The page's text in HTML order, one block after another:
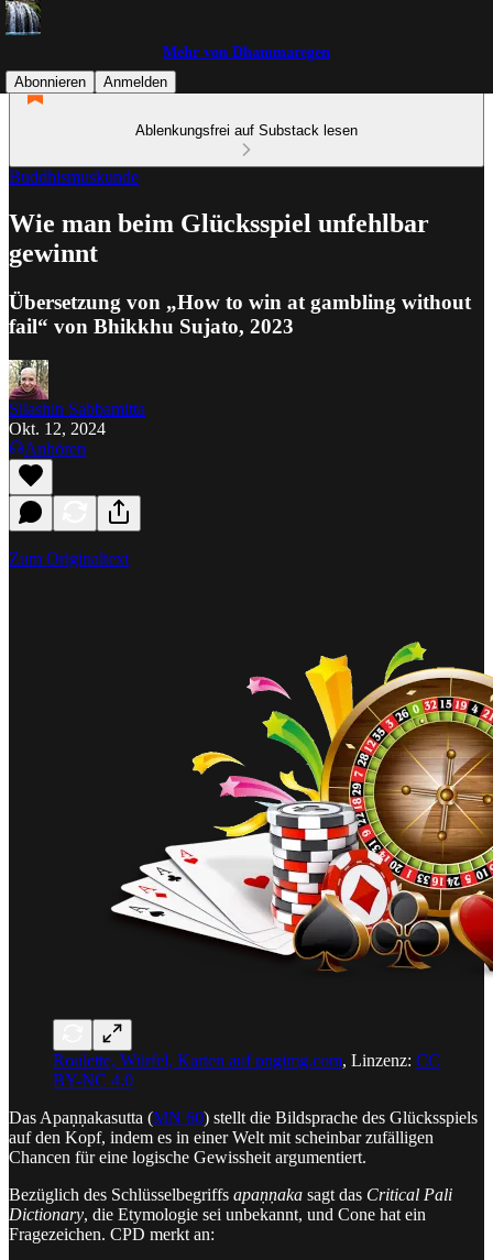
Mehr von Dhammaregen
Abonnieren
Anmelden
Ablenkungsfrei auf Substack lesen
Buddhismuskunde
Wie man beim Glücksspiel unfehlbar
gewinnt
Übersetzung von „How to win at gambling without
fail“ von Bhikkhu Sujato, 2023
Silashin Sabbamitta
Okt. 12, 2024
Anhören
Zum Originaltext
Roulette, Würfel, Karten auf pngimg.com, Linzenz: CC
BY-NC 4.0
Das Apaṇṇakasutta (MN 60) stellt die Bildsprache des Glücksspiels
auf den Kopf, indem es in einer Welt mit scheinbar zufälligen
Chancen für eine logische Gewissheit argumentiert.
Bezüglich des Schlüsselbegriffs apaṇṇaka sagt das Critical Pali
Dictionary, die Etymologie sei unbekannt, und Cone hat ein
Fragezeichen. CPD merkt an: